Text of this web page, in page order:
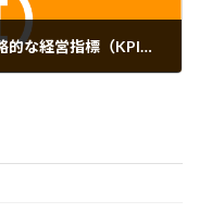
【追加開催決定！】ケースで学ぶ戦略的な経営指標（KPI）の選び方